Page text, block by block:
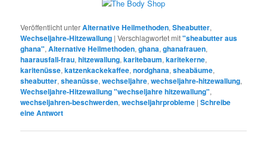
Veröffentlicht unterAlternative Heilmethoden,Sheabutter,
Wechseljahre-Hitzewallung |Verschlagwortet mit"sheabutter aus
ghana",Alternative Heilmethoden,ghana,ghanafrauen,
haarausfall-frau,hitzewallung,karitebaum,karitekerne,
karitenüsse,katzenkackekaffee,nordghana,sheabäume,
sheabutter,sheanüsse,wechseljahre,wechseljahre-hitzewallung,
Wechseljahre-Hitzewallung "wechseljahre hitzewallung",
wechseljahren-beschwerden,wechseljahrprobleme |Schreibe
eine Antwort